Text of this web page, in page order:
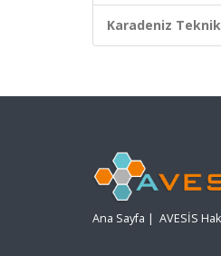
Karadeniz
Ana Sayfa | AVESİS